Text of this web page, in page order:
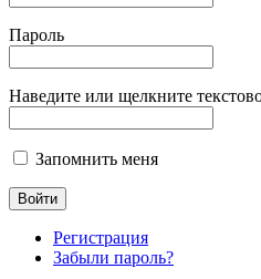
Пароль
Наведите или щелкните
Запомнить меня
Регистрация
Забыли пароль?